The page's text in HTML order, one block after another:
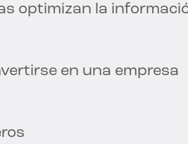
optimizan la
en una empresa